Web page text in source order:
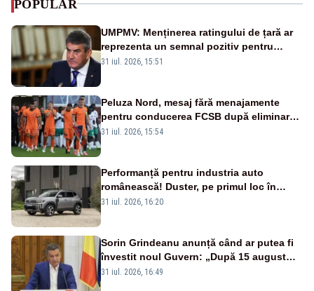
POPULAR
UMPMV: Menținerea ratingului de țară ar
reprezenta un semnal pozitiv pentru
România. Autoritățile trebuie să continue
31 iul. 2026, 15:51
Peluza Nord, mesaj fără menajamente
pentru conducerea FCSB după eliminarea
rușinoasă din Conference League
31 iul. 2026, 15:54
Performanță pentru industria auto
românească! Duster, pe primul loc în
topul vânzărilor din Ucraina
31 iul. 2026, 16:20
Sorin Grindeanu anunță când ar putea fi
învestit noul Guvern: „După 15 august
sunt șanse mai mari”
31 iul. 2026, 16:49